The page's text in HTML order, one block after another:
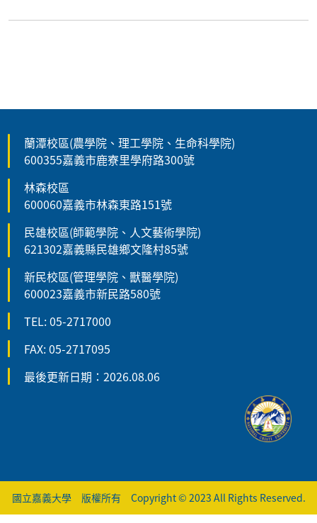
蘭潭校區(農學院、理工學院、生命科學院)
600355嘉義市鹿寮里學府路300號
林森校區
600060嘉義市林森東路151號
民雄校區(師範學院、人文藝術學院)
621302嘉義縣民雄鄉文隆村85號
新民校區(管理學院、獸醫學院)
600023嘉義市新民路580號
TEL: 05-2717000
FAX: 05-2717095
最後更新日期：2026.08.06
國立嘉義大學 版權所有 Copyright © 2023 All Rights Reserved.